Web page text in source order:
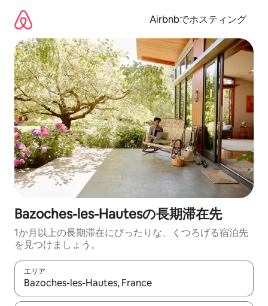
Airbnbでホスティング
Bazoches-les-Hautesの長期滞在先
1か月以上の長期滞在にぴったりな、くつろげる宿泊先
を見つけましょう。
エリア
検索結果が表示されたら、上下の矢印キーを使って移動するか